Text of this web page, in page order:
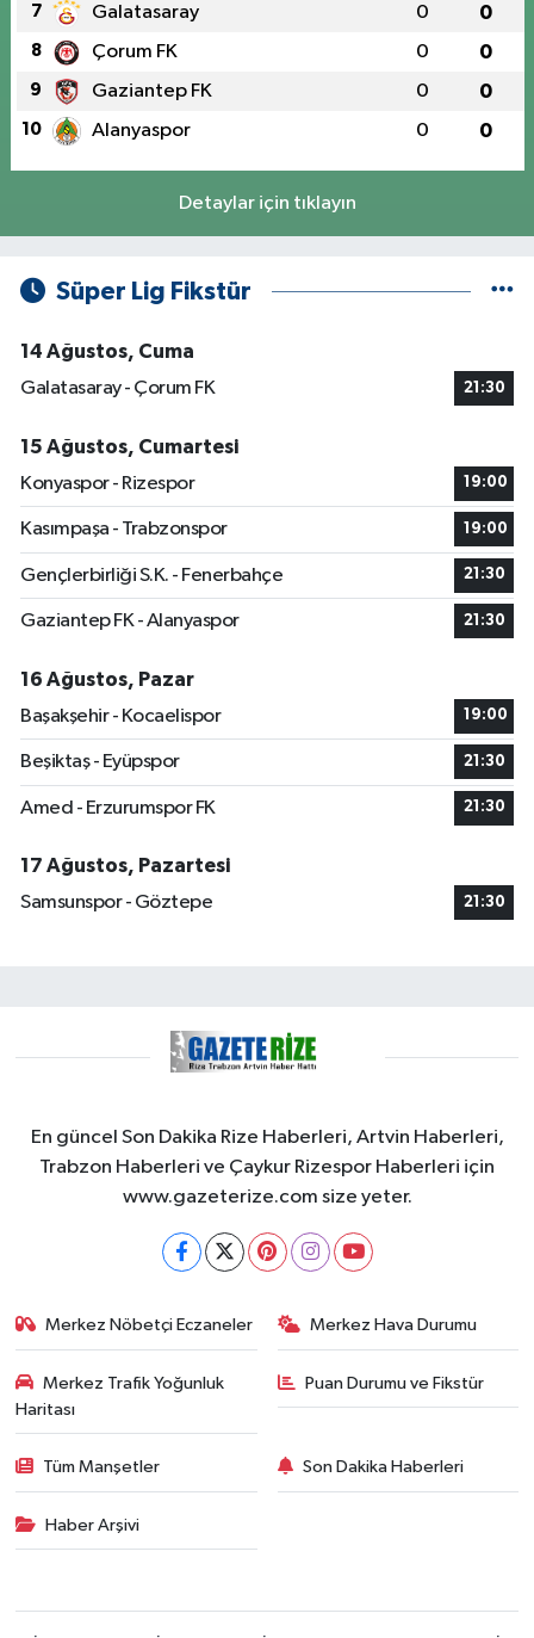
7 Galatasaray 0 0
8 Çorum FK 0 0
9 Gaziantep FK 0 0
10 Alanyaspor 0 0
Detaylar için tıklayın
Süper Lig Fikstür
14 Ağustos, Cuma
Galatasaray - Çorum FK
21:30
15 Ağustos, Cumartesi
Konyaspor - Rizespor
19:00
Kasımpaşa - Trabzonspor 19:00
Gençlerbirliği S.K. - Fenerbahçe 21:30
Gaziantep FK - Alanyaspor 21:30
16 Ağustos, Pazar
Başakşehir - Kocaelispor
19:00
Beşiktaş - Eyüpspor 21:30
Amed - Erzurumspor FK 21:30
17 Ağustos, Pazartesi
Samsunspor - Göztepe
21:30
En güncel Son Dakika Rize Haberleri, Artvin Haberleri,
Trabzon Haberleri ve Çaykur Rizespor Haberleri için
www.gazeterize.com size yeter.
Merkez Nöbetçi Eczaneler Merkez Hava Durumu
Merkez Trafik Yoğunluk
Haritası
Puan Durumu ve Fikstür
Tüm Manşetler Son Dakika Haberleri
Haber Arşivi